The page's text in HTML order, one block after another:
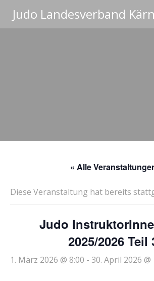
Inhalt
Judo Landesverband
« Alle
Diese Veranstaltung hat bereits
Judo
2025/2026 Teil
1. März 2026 @ 8:00 - 30. April 2026 @